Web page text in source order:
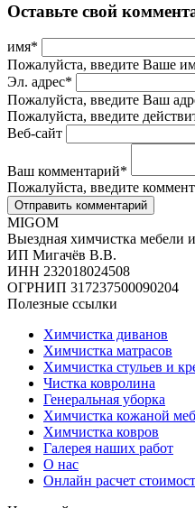
Оставьте свой
имя*
Пожалуйста, введите Ваше
Эл. адрес*
Пожалуйста, введите Ваш
Пожалуйста, введите
Веб-сайт
Ваш комментарий*
Пожалуйста, введите
MIGOM
Выездная химчистка мебели
ИП Мигачёв В.В.
ИНН 232018024508
ОГРНИП 317237500090204
Полезные ссылки
Химчистка диванов
Химчистка матрасов
Химчистка стульев и
Чистка ковролина
Генеральная уборка
Химчистка кожаной
Химчистка ковров
Галерея наших работ
О нас
Онлайн расчет